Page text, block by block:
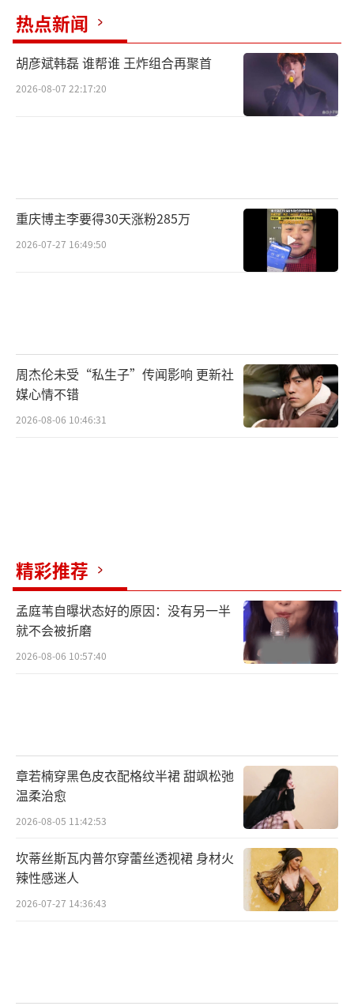
热点新闻
胡彦斌韩磊 谁帮谁 王炸组合再聚首
2026-08-07 22:17:20
重庆博主李要得30天涨粉285万
2026-07-27 16:49:50
周杰伦未受“私生子”传闻影响 更新社
媒心情不错
2026-08-06 10:46:31
精彩推荐
孟庭苇自曝状态好的原因：没有另一半
就不会被折磨
2026-08-06 10:57:40
章若楠穿黑色皮衣配格纹半裙 甜飒松弛
温柔治愈
2026-08-05 11:42:53
坎蒂丝斯瓦内普尔穿蕾丝透视裙 身材火
辣性感迷人
2026-07-27 14:36:43